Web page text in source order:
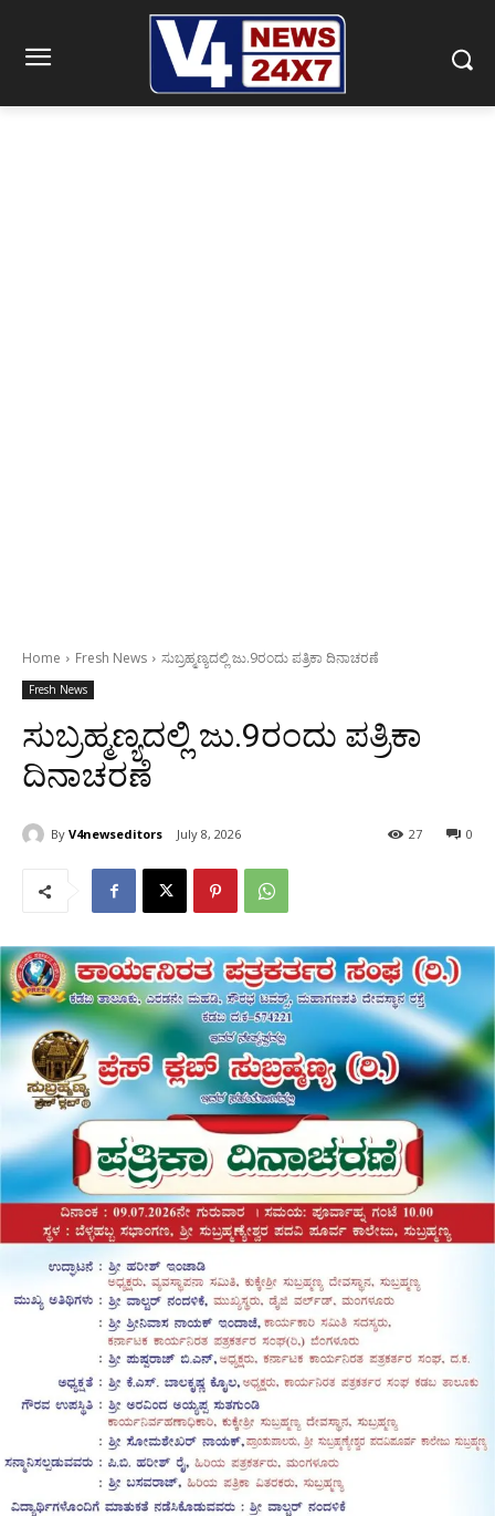
Home Fresh News ಸುಬ್ರಹ್ಮಣ್ಯದಲ್ಲಿ ಜು.9ರಂದು ಪತ್ರಿಕಾ ದಿನಾಚರಣೆ
Fresh News
ಸುಬ್ರಹ್ಮಣ್ಯದಲ್ಲಿ ಜು.9ರಂದು ಪತ್ರಿಕಾ
ದಿನಾಚರಣೆ
By V4newseditors July 8, 2026 0
27